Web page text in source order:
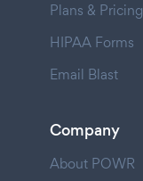
Plans & Pricing
HIPAA Forms
Email Blast
Company
About POWR